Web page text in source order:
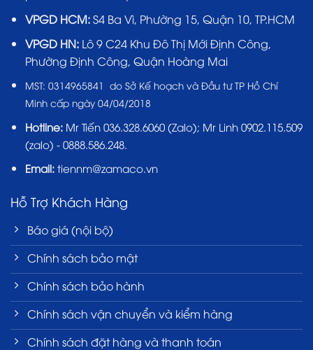
VPGD HCM:S4 Ba Vì, Phường 15, Quận 10, TP.HCM
VPGD HN:Lô 9 C24 Khu Đô Thị Mới Định Công,
Phường Định Công, Quận Hoàng Mai
MST: 0314965841 do Sở Kế hoạch và Đầu tư TP Hồ Chí
Minh cấp ngày 04/04/2018
Hotline: Mr Tiến 036.328.6060(Zalo); Mr Linh 0902.115.509
(zalo) - 0888.586.248.
Email:tiennm@zamaco.vn
Hỗ Trợ Khách Hàng
Báo giá (nội bộ)
Chính sách bảo mật
Chính sách bảo hành
Chính sách vận chuyển và kiểm hàng
Chính sách đặt hàng và thanh toán